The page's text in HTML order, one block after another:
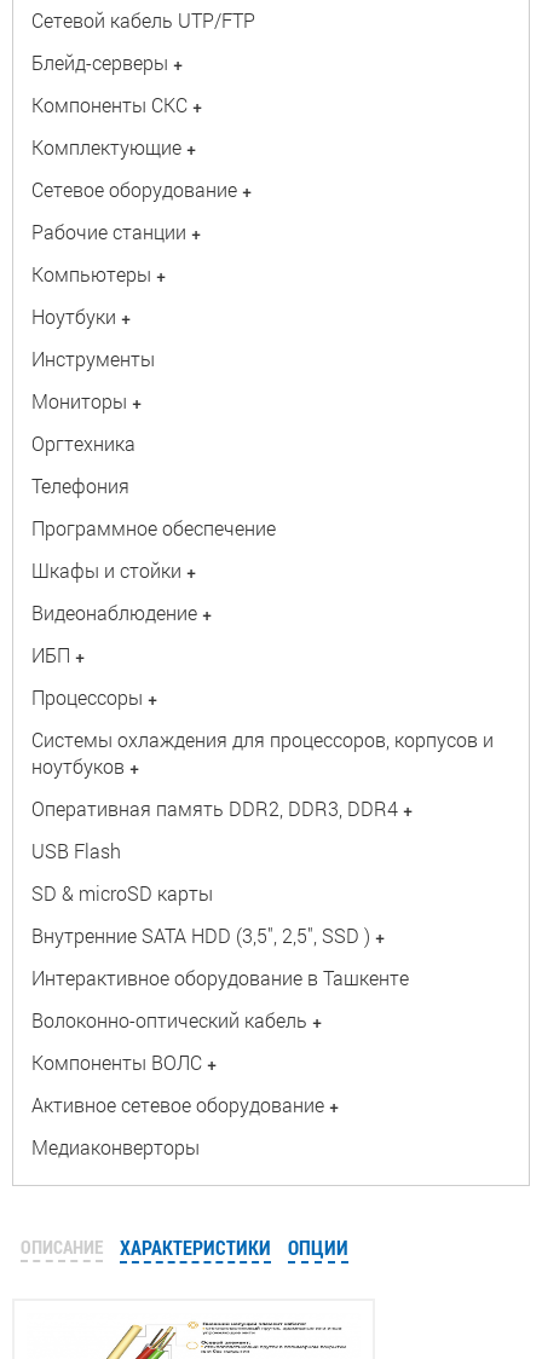
Сетевой кабель UTP/FTP
Блейд-серверы +
Компоненты СКС +
Комплектующие +
Сетевое оборудование +
Рабочие станции +
Компьютеры +
Ноутбуки +
Инструменты
Мониторы +
Оргтехника
Телефония
Программное обеспечение
Шкафы и стойки +
Видеонаблюдение +
ИБП +
Процессоры +
Системы охлаждения для процессоров, корпусов и
ноутбуков +
Оперативная память DDR2, DDR3, DDR4 +
USB Flash
SD & microSD карты
Внутренние SATA HDD (3,5", 2,5", SSD ) +
Интерактивное оборудование в Ташкенте
Волоконно-оптический кабель +
Компоненты ВОЛС +
Активное сетевое оборудование +
Медиаконверторы
ОПИСАНИЕ ХАРАКТЕРИСТИКИ ОПЦИИ